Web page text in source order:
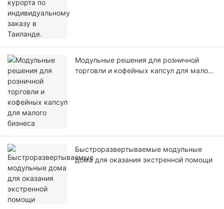
Модульные решения для розничной
торговли и кофейных капсул для малого
Быстроразвертываемые модульные
дома для оказания экстренной помощи